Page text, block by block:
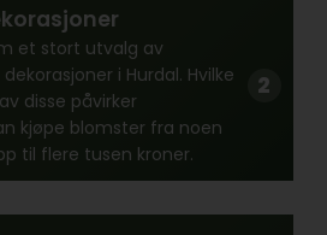
et stort utvalg av
i Hurdal. Hvilke
disse påvirker
kjøpe blomster fra noen
til flere tusen kroner.